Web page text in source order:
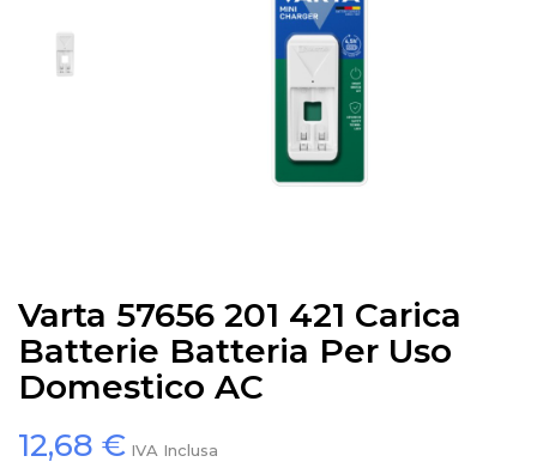
Varta 57656 201 421 Carica
Batterie Batteria Per Uso
Domestico AC
12,68 € IVA Inclusa